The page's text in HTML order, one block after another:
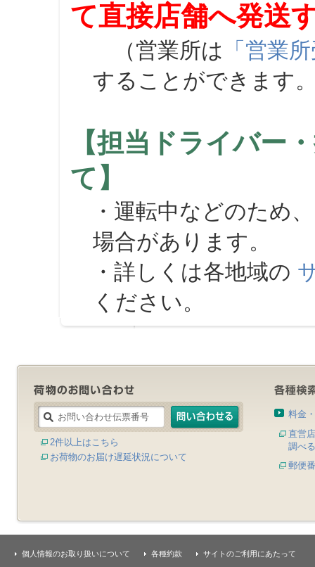
て直接店舗へ発送
（営業所は 「営業
することができます
【担当ドライバー
て】
・運転中などのため
場合があります。
・詳しくは各地域の
ください。
2件以上はこちら
お荷物のお届け遅延状況について
料金
直営
調べる
郵便
個人情報のお取り扱いについて 各種約款 サイトのご利用にあたって